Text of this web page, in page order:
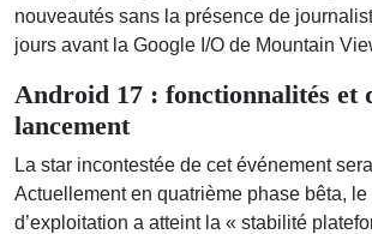
nouveautés sans la présence de
jours avant la Google I/O de Mountain
Android 17 : fonctionnalités et
lancement
La star incontestée de cet événement
Actuellement en quatrième phase bêta, le
d’exploitation a atteint la « stabilité